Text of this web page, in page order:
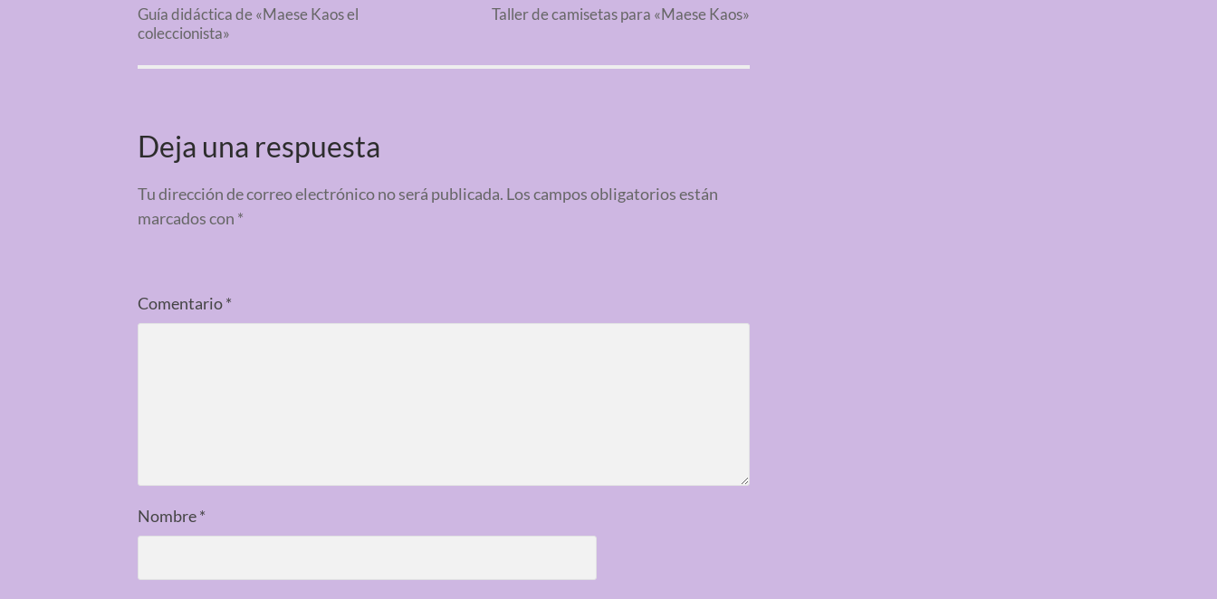
Guía didáctica de «Maese Kaos el
coleccionista»
Taller de camisetas para «Maese Kaos»
Deja una respuesta
Tu dirección de correo electrónico no será publicada. Los campos obligatorios están
marcados con *
Comentario*
Nombre*